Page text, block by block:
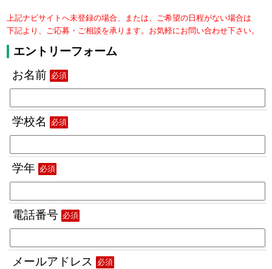
上記ナビサイトへ未登録の場合、または、ご希望の日程がない場合は
下記より、ご応募・ご相談を承ります。お気軽にお問い合わせ下さい。
エントリーフォーム
お名前 必須
学校名 必須
学年 必須
電話番号 必須
メールアドレス 必須